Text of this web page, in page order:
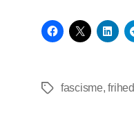
Tagsfascisme,frihed